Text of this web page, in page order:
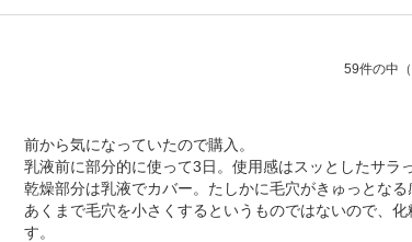
59件の中
前から気になっていたので購入。
乳液前に部分的に使って3日。使用感はスッとしたサラ
乾燥部分は乳液でカバー。たしかに毛穴がきゅっとなる
あくまで毛穴を小さくするというものではないので、
す。